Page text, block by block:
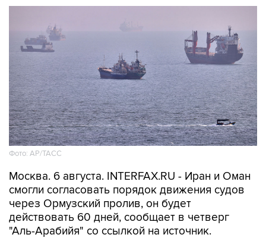
Фото: AP/ТАСС
Москва. 6 августа. INTERFAX.RU - Иран и Оман
смогли согласовать порядок движения судов
через Ормузский пролив, он будет
действовать 60 дней, сообщает в четверг
"Аль-Арабийя" со ссылкой на источник.